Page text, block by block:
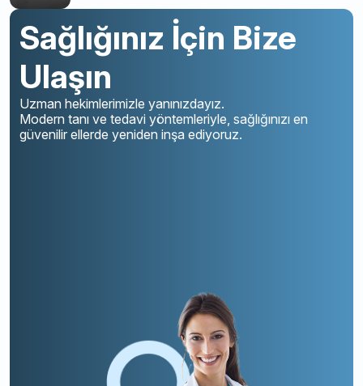
Sağlığınız İçin Bize
Ulaşın
Uzman hekimlerimizle yanınızdayız.
Modern tanı ve tedavi yöntemleriyle, sağlığınızı en
güvenilir ellerde yeniden inşa ediyoruz.